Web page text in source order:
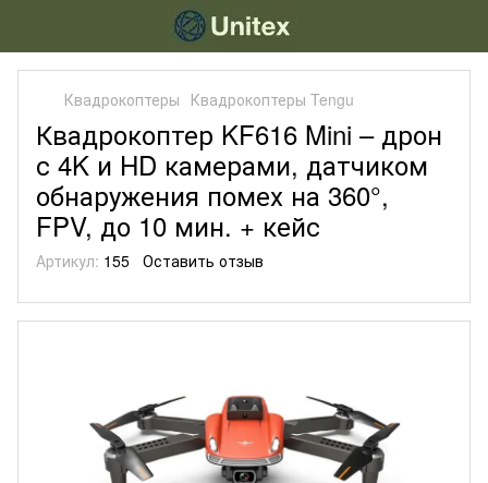
Квадрокоптеры Квадрокоптеры Tengu
Квадрокоптер KF616 Mini – дрон
с 4K и HD камерами, датчиком
обнаружения помех на 360°,
FPV, до 10 мин. + кейс
Артикул: 155 Оставить отзыв